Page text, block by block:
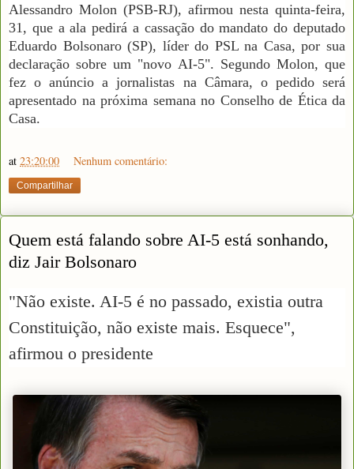
Alessandro Molon (PSB-RJ), afirmou nesta quinta-feira,
31, que a ala pedirá a cassação do mandato do deputado
Eduardo Bolsonaro (SP), líder do PSL na Casa, por sua
declaração sobre um "novo AI-5". Segundo Molon, que
fez o anúncio a jornalistas na Câmara, o pedido será
apresentado na próxima semana no Conselho de Ética da
Casa.
at 23:20:00 Nenhum comentário:
Compartilhar
Quem está falando sobre AI-5 está sonhando,
diz Jair Bolsonaro
"Não existe. AI-5 é no passado, existia outra
Constituição, não existe mais. Esquece",
afirmou o presidente